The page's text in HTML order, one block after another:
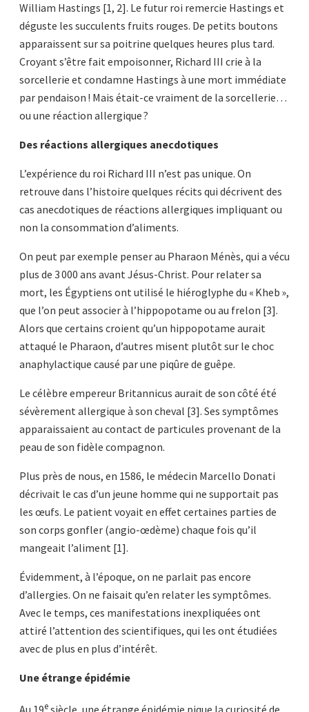
William Hastings [1, 2]. Le futur roi remercie Hastings et
déguste les succulents fruits rouges. De petits boutons
apparaissent sur sa poitrine quelques heures plus tard.
Croyant s’être fait empoisonner, Richard III crie à la
sorcellerie et condamne Hastings à une mort immédiate
par pendaison ! Mais était-ce vraiment de la sorcellerie…
ou une réaction allergique ?
Des réactions allergiques anecdotiques
L’expérience du roi Richard III n’est pas unique. On
retrouve dans l’histoire quelques récits qui décrivent des
cas anecdotiques de réactions allergiques impliquant ou
non la consommation d’aliments.
On peut par exemple penser au Pharaon Ménès, qui a vécu
plus de 3 000 ans avant Jésus-Christ. Pour relater sa
mort, les Égyptiens ont utilisé le hiéroglyphe du « Kheb »,
que l’on peut associer à l’hippopotame ou au frelon [3].
Alors que certains croient qu’un hippopotame aurait
attaqué le Pharaon, d’autres misent plutôt sur le choc
anaphylactique causé par une piqûre de guêpe.
Le célèbre empereur Britannicus aurait de son côté été
sévèrement allergique à son cheval [3]. Ses symptômes
apparaissaient au contact de particules provenant de la
peau de son fidèle compagnon.
Plus près de nous, en 1586, le médecin Marcello Donati
décrivait le cas d’un jeune homme qui ne supportait pas
les œufs. Le patient voyait en effet certaines parties de
son corps gonfler (angio-œdème) chaque fois qu’il
mangeait l’aliment [1].
Évidemment, à l’époque, on ne parlait pas encore
d’allergies. On ne faisait qu’en relater les symptômes.
Avec le temps, ces manifestations inexpliquées ont
attiré l’attention des scientifiques, qui les ont étudiées
avec de plus en plus d’intérêt.
Une étrange épidémie
e